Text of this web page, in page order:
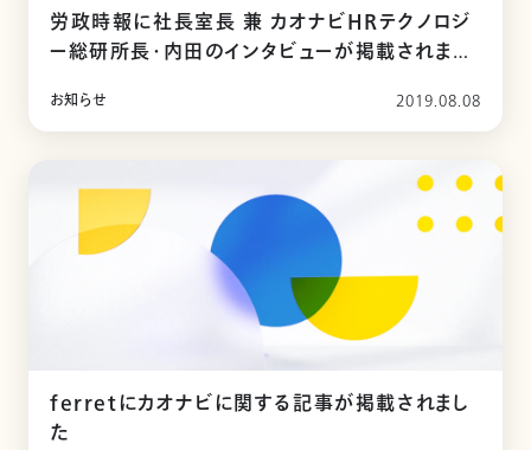
労政時報に社長室長 兼 カオナビHRテクノロジ
ー総研所長・内田のインタビューが掲載されまし
お知らせ 2019.08.08
ferretにカオナビに関する記事が掲載されまし
た